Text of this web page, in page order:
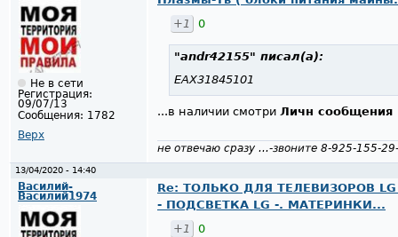
Не в сети
Регистрация:
09/07/13
Сообщения: 1782
Верх
+1
0
"andr42155" писал(а):
EAX31845101
...в наличии смотри Личн сообщeния
не отвечаю сразу ...-звоните 8-925-155-
13/04/2020 - 14:40
Василий-
Василий1974
Re: ТОЛЬКО ДЛЯ ТЕЛЕВИЗОРОВ LG
- ПОДСВЕТКА LG -. МАТЕРИНКИ...
+1
0